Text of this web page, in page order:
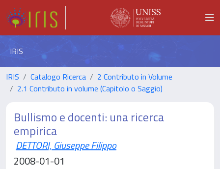
IRIS
IRIS Catalogo Ricerca
2 Contributo in Volume
2.1 Contributo in volume (Capitolo o Saggio)
Bullismo e docenti: una ricerca
empirica
DETTORI, Giuseppe Filippo
2008-01-01